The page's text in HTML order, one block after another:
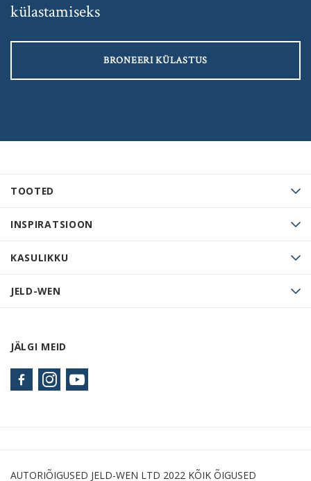
TOOTED
INSPIRATSIOON
KASULIKKU
JELD-WEN
JÄLGI MEID
külastamiseks
BRONEERI KÜLASTUS
AUTORIÕIGUSED JELD-WEN LTD 2022 KÕIK ÕIGUSED